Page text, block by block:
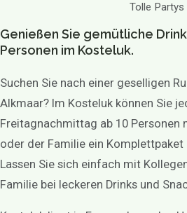
Tolle Partys
Genießen Sie gemütliche
Personen im Kosteluk.
Suchen Sie nach einer geselligen
Alkmaar? Im Kosteluk können Sie
Freitagnachmittag ab 10 Personen
oder der Familie ein Komplettpaket
Lassen Sie sich einfach mit
Familie bei leckeren Drinks und